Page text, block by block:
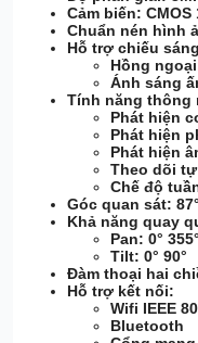
Cảm biến: CMOS
Chuẩn nén hình
Hỗ trợ chiếu sáng
Hồng
Ánh sáng
Tính năng thông
Phát hiện
Phát hiện
Phát hiện
Theo dõi
Chế độ
Góc quan sát:
Khả năng quay
Pan: 0° 355°
Tilt: 0° 90°
Đàm thoại hai
Hỗ trợ kết nối:
Wifi IEEE
Bluetooth